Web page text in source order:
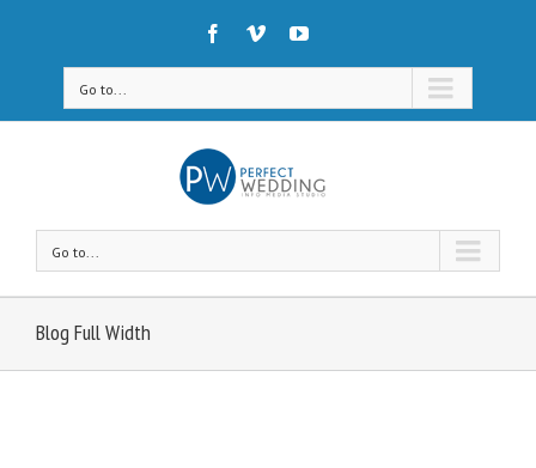
Go to...
Go to...
Blog Full Width